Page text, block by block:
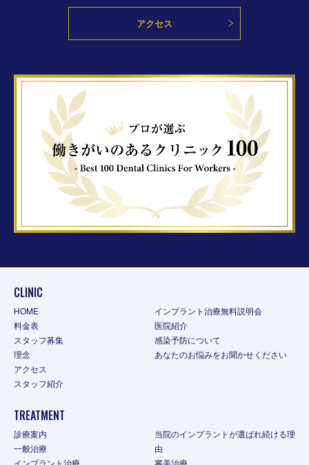
アクセス
CLINIC
HOME
料金表
スタッフ募集
理念
アクセス
スタッフ紹介
インプラント治療無料説明会
医院紹介
感染予防について
あなたのお悩みをお聞かせください
TREATMENT
診療案内
一般治療
当院のインプラントが選ばれ続ける理
由